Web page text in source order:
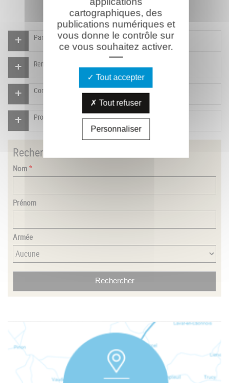
Participer à l'indexation du Mémorial virtuel
Rendre un hommage pour ce combattant
Compléter la fiche pour ce combattant
Proposer un document pour ce combattant
Rechercher
Nom
Prénom
Armée
cartographiques, des
publications numériques et
vous donne le contrôle sur
ce vous souhaitez activer.
Tout accepter
Tout refuser
Personnaliser